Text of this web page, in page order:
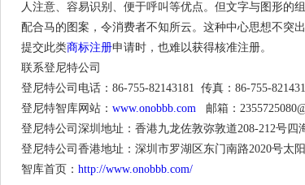
人注意、容易识别、便于呼叫等优点。但文字与图形的
配合马的图案，令消费者不知所云。这种中心思想不突
提交此类商标注册申请时，也难以获得核准注册。
联系登尼特公司
登尼特公司电话：86-755-82143181 传真：86-755-
登尼特智库网站： www.onobbb.com
邮箱：
登尼特公司深圳地址：香港九龙佐敦弥敦道208-212号四
登尼特公司香港地址：深圳市罗湖区东门南路2020号太阳
智库首页： http://www.onobbb.com/